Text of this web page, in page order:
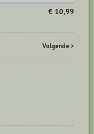
€ 10,99
Volgende >